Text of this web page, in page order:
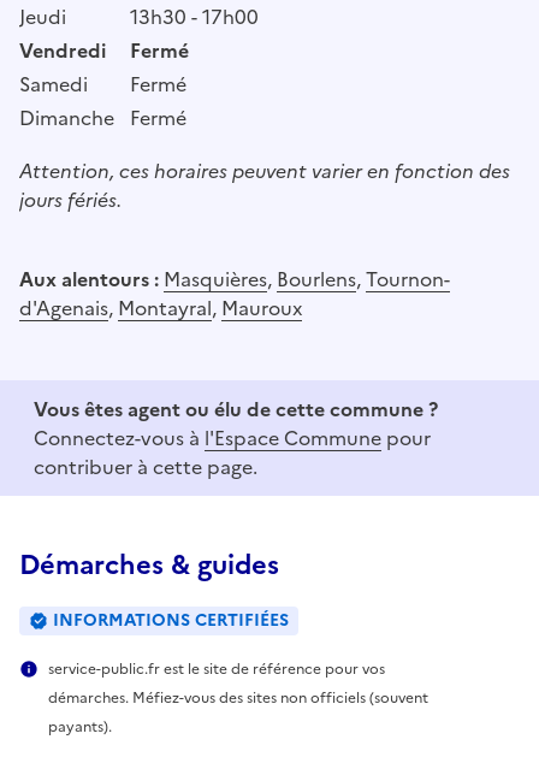
Jeudi
13h30 - 17h00
Vendredi
Fermé
Samedi
Fermé
Dimanche Fermé
Attention, ces horaires peuvent varier en fonction des
jours fériés.
Aux alentours : Masquières, Bourlens,Tournon-
d'Agenais, Montayral, Mauroux
Vous êtes agent ou élu de cette commune ?
Connectez-vous à l'Espace Commune pour
contribuer à cette page.
Démarches & guides
INFORMATIONS CERTIFIÉES
service-public.fr est le site de référence pour vos
démarches. Méfiez-vous des sites non officiels (souvent
payants).